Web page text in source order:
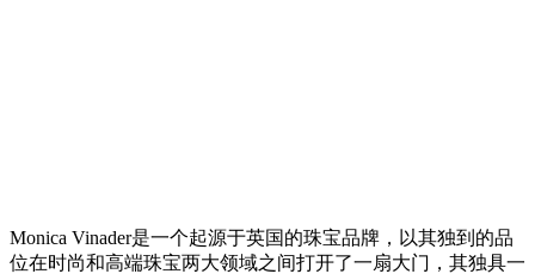
Monica Vinader是一个起源于英国的珠宝品牌，以其独到的品
位在时尚和高端珠宝两大领域之间打开了一扇大门，其独具一